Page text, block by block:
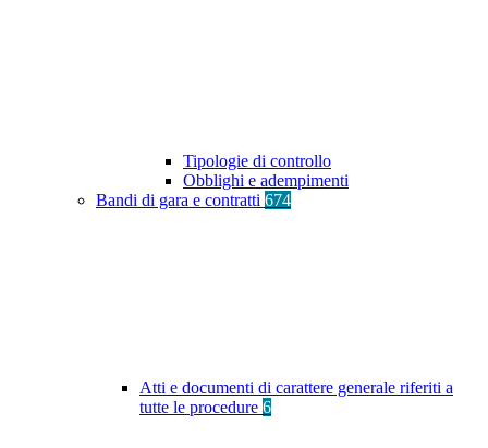
Tipologie di controllo
Obblighi e adempimenti
Bandi di gara e contratti 674
Atti e documenti di carattere generale riferiti a
tutte le procedure 6